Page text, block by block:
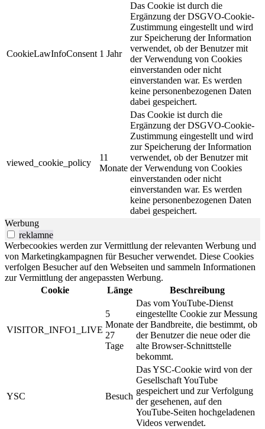
CookieLawInfoConsent 1 Jahr
Das Cookie ist durch die
Ergänzung der DSGVO-Cookie-
Zustimmung eingestellt und wird
zur Speicherung der Information
verwendet, ob der Benutzer mit
der Verwendung von Cookies
einverstanden oder nicht
einverstanden war. Es werden
keine personenbezogenen Daten
dabei gespeichert.
viewed_cookie_policy
11
Monate
Das Cookie ist durch die
Ergänzung der DSGVO-Cookie-
Zustimmung eingestellt und wird
zur Speicherung der Information
verwendet, ob der Benutzer mit
der Verwendung von Cookies
einverstanden oder nicht
einverstanden war. Es werden
keine personenbezogenen Daten
dabei gespeichert.
Werbung
reklamne
Werbecookies werden zur Vermittlung der relevanten Werbung und
von Marketingkampagnen für Besucher verwendet. Diese Cookies
verfolgen Besucher auf den Webseiten und sammeln Informationen
zur Vermittlung der angepassten Werbung.
Cookie
Länge Beschreibung
VISITOR_INFO1_LIVE
5
Monate
27
Tage
Das vom YouTube-Dienst
eingestellte Cookie zur Messung
der Bandbreite, die bestimmt, ob
der Benutzer die neue oder die
alte Browser-Schnittstelle
bekommt.
YSC Besuch
Das YSC-Cookie wird von der
Gesellschaft YouTube
gespeichert und zur Verfolgung
der gesehenen, auf den
YouTube-Seiten hochgeladenen
Videos verwendet.